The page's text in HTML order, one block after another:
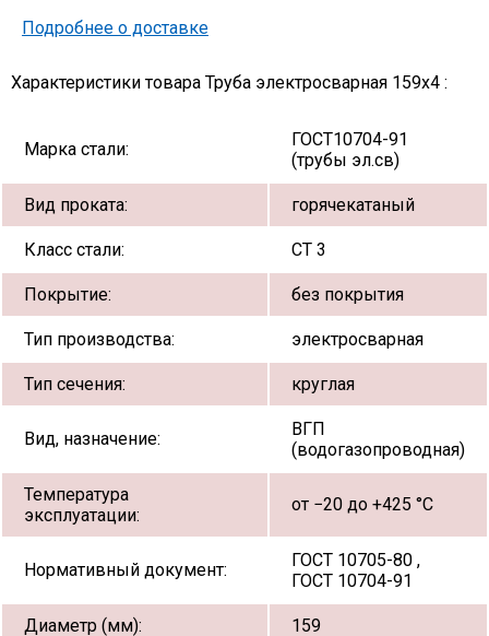
Подробнее о доставке
Характеристики товара Труба электросварная 159х4 :
Марка стали:
ГОСТ10704-91
(трубы эл.св)
Вид проката: горячекатаный
Класс стали: СТ 3
Покрытие: без покрытия
Тип производства: электросварная
Тип сечения: круглая
Вид, назначение:
ВГП
(водогазопроводная)
Температура
эксплуатации:
от −20 до +425 °С
Нормативный документ:
ГОСТ 10705-80 ,
ГОСТ 10704-91
Диаметр (мм): 159